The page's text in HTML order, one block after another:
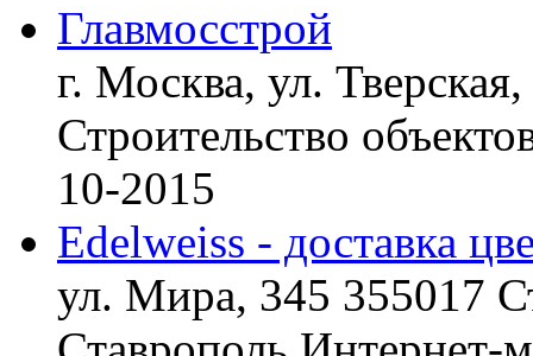
Главмосстрой
г. Москва, ул.
Строительство
10-2015
Edelweiss - доставка
ул. Мира, 345 355017